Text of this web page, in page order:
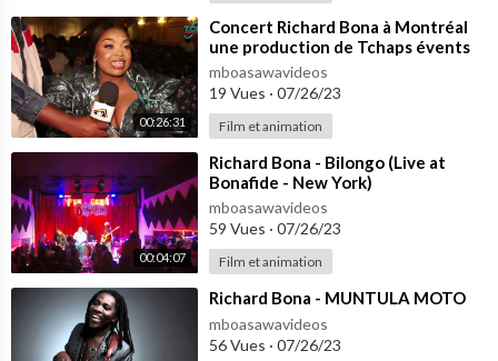
00:26:31
⁣Concert Richard Bona à Montréal
une production de Tchaps évents
couverture médiatique NGAS TV
mboasawavideos
19 Vues · 07/26/23
Film et animation
00:04:07
⁣Richard Bona - Bilongo (Live at
Bonafide - New York)
mboasawavideos
59 Vues · 07/26/23
Film et animation
⁣Richard Bona - MUNTULA MOTO
mboasawavideos
56 Vues · 07/26/23